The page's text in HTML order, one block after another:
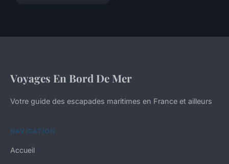
Voyages En Bord De Mer
Votre guide des escapades maritimes en France et ailleurs
NAVIGATION
Accueil